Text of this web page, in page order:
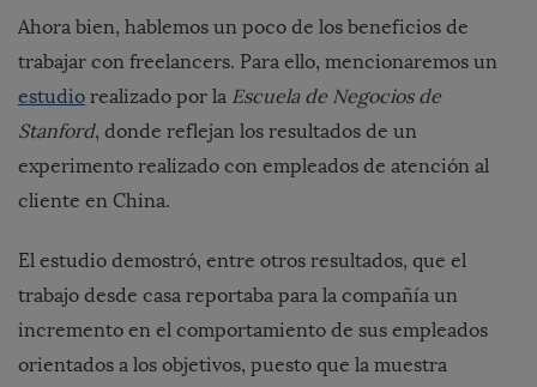
Ahora bien, hablemos un poco de los beneficios de
trabajar con freelancers. Para ello, mencionaremos un
estudio realizado por la Escuela de Negocios de
Stanford, donde reflejan los resultados de un
experimento realizado con empleados de atención al
cliente en China.
El estudio demostró, entre otros resultados, que el
trabajo desde casa reportaba para la compañía un
incremento en el comportamiento de sus empleados
orientados a los objetivos, puesto que la muestra